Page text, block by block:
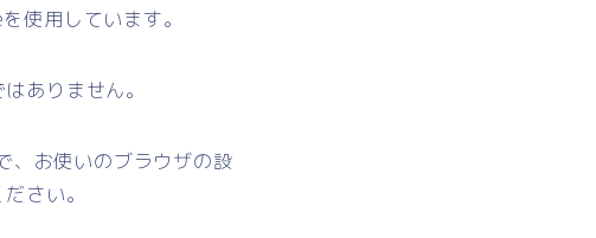
使用しています。
ありません。
、お使いのブラウザの設
さい。